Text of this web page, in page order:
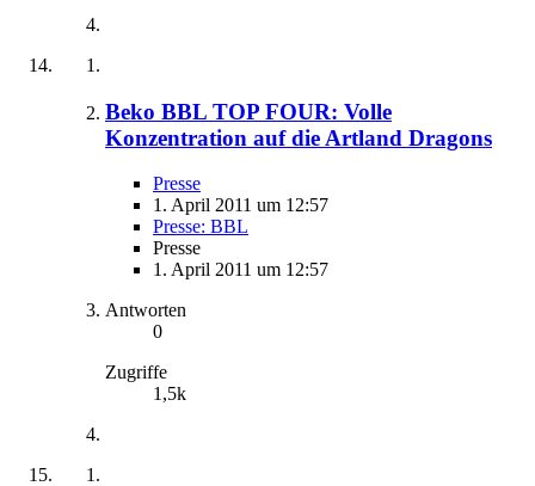
Beko BBL TOP FOUR: Volle
Konzentration auf die Artland Dragons
Presse
1. April 2011 um 12:57
Presse: BBL
Presse
1. April 2011 um 12:57
Antworten
0
Zugriffe
1,5k